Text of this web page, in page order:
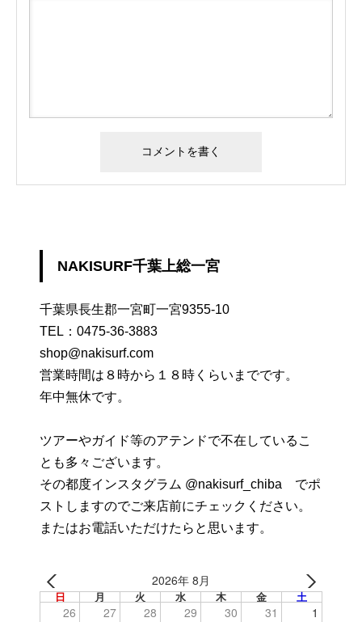
NAKISURF千葉上総一宮
千葉県長生郡一宮町一宮9355-10
TEL： 0475-36-3883
shop@nakisurf.com
営業時間は８時から１８時くらいまでです。
年中無休です。
ツアーやガイド等のアテンドで不在しているこ
とも多々ございます。
その都度インスタグラム @nakisurf_chiba でポ
ストしますのでご来店前にチェックください。
またはお電話いただけたらと思います。
2026年 8月
日 月 火 水 木 金 土
26 27 28 29 30 31 1